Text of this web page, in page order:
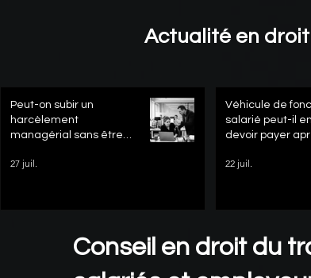
Actualité en
Peut-on subir un
harcèlement
managérial sans être
27 juil.
Véhicule de
salarié peut-il
devoir payer
22 juil.
Conseil en droit du